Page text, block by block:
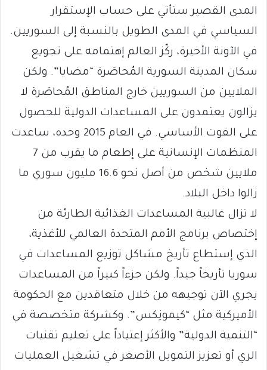
المدى القصير ستأتي على حساب الإستقرار
السياسي في المدى الطويل بالنسبة إلى السوريين.
في الآونة الأخيرة، ركّز العالم إهتمامه على تجويع
سكان المدينة السورية المُحاصَرة “مضايا”. ولكن
الملايين من السوريين خارج المناطق المُحاصَرة لا
يزالون يعتمدون على المساعدات الدولية للحصول
على القوت الأساسي. في العام 2015 وحده، ساعدت
المنظمات الإنسانية على إطعام ما يقرب من 7
ملايين شخص من أصل نحو 16.6 مليون سوري ما
زالوا داخل البلاد.
لا تزال غالبية المساعدات الغذائية الطارئة من
إختصاص برنامج الأمم المتحدة العالمي للأغذية،
الذي إستطاع تأريخ مشاكل توزيع المساعدات في
سوريا تأريخاً جيداً. ولكن جزءاً كبيراً من المساعدات
يجري الآن توجيهه من خلال متعاقدين مع الحكومة
الأميركية مثل “كيمونِكس”. وكشركة متخصصة في
“التنمية الدولية” والأكثر إعتياداً على تعليم تقنيات
الري أو تعزيز التمويل الأصغر في تشغيل العمليات